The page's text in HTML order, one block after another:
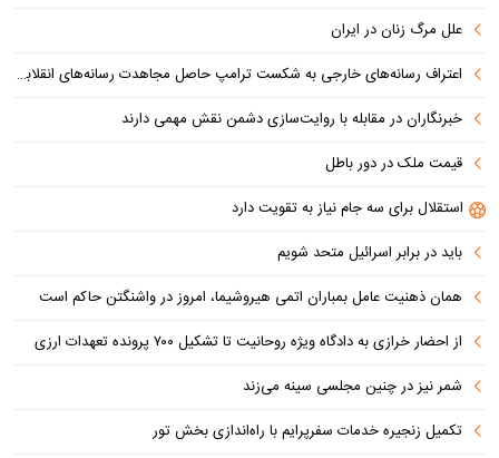
علل مرگ زنان در ایران
اعتراف رسانه‌های خارجی به شکست ترامپ حاصل مجاهدت رسانه‌های انقلابی است
خبرنگاران در مقابله با روایت‌سازی دشمن نقش مهمی دارند
قیمت ملک در دور باطل
استقلال برای سه جام نیاز به تقویت دارد
باید در برابر اسرائیل متحد شویم
همان ذهنیت عامل بمباران اتمی هیروشیما، امروز در واشنگتن حاکم است
از احضار خرازی به دادگاه ویژه روحانیت تا تشکیل ۷۰۰ پرونده تعهدات ارزی
شمر نیز در چنین مجلسی سینه می‌زند
تکمیل زنجیره خدمات سفرپرایم با راه‌اندازی بخش تور